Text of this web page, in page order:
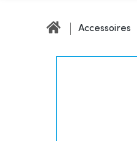
Accessoires